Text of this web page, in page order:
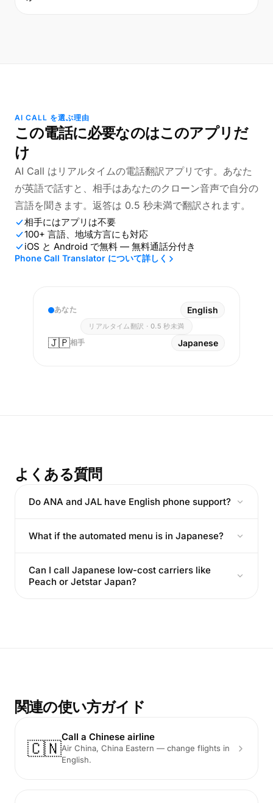
AI CALL を選ぶ理由
この電話に必要なのはこのアプリだ
け
AI Call はリアルタイムの電話翻訳アプリです。あなた
が英語で話すと、相手はあなたのクローン音声で自分の
言語を聞きます。返答は 0.5 秒未満で翻訳されます。
相手にはアプリは不要
100+ 言語、地域方言にも対応
iOS と Android で無料 — 無料通話分付き
Phone Call Translator について詳しく
あなた English
リアルタイム翻訳 · 0.5 秒未満
🇯🇵相手 Japanese
よくある質問
Do ANA and JAL have English phone support?
What if the automated menu is in Japanese?
Can I call Japanese low-cost carriers like
Peach or Jetstar Japan?
関連の使い方ガイド
🇨🇳
Call a Chinese airline
Air China, China Eastern — change flights in
English.